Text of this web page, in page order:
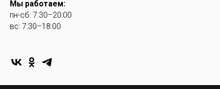
Мы работаем:
пн-сб: 7:30–20:00
вс: 7:30–18:00